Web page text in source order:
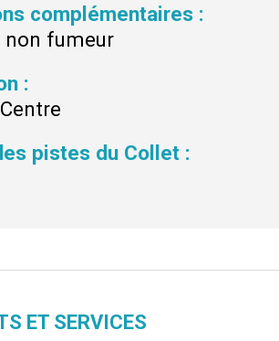
complémentaires :
non fumeur
:
pistes du Collet :
ET SERVICES